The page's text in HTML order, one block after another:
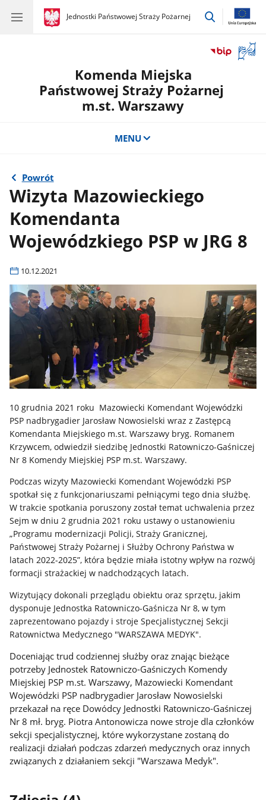
gov.pl
Jednostki Państwowej Straży Pożarnej
gov.pl
Jednostki
przejdź
okno
Komenda Miejska
Państwowej Straży Pożarnej
m.st. Warszawy
MENU
Powrót
Wizyta Mazowieckiego
Komendanta
Wojewódzkiego PSP w JRG 8
10.12.2021
10 grudnia 2021 roku Mazowiecki Komendant Wojewódzki
PSP nadbrygadier Jarosław Nowosielski wraz z Zastępcą
Komendanta Miejskiego m.st. Warszawy bryg. Romanem
Krzywcem, odwiedził siedzibę Jednostki Ratowniczo-Gaśniczej
Nr 8 Komendy Miejskiej PSP m.st. Warszawy.
Podczas wizyty Mazowiecki Komendant Wojewódzki PSP
spotkał się z funkcjonariuszami pełniącymi tego dnia służbę.
W trakcie spotkania poruszony został temat uchwalenia przez
Sejm w dniu 2 grudnia 2021 roku ustawy o ustanowieniu
„Programu modernizacji Policji, Straży Granicznej,
Państwowej Straży Pożarnej i Służby Ochrony Państwa w
latach 2022-2025”, która będzie miała istotny wpływ na rozwój
formacji strażackiej w nadchodzących latach.
Wizytujący dokonali przeglądu obiektu oraz sprzętu, jakim
dysponuje Jednostka Ratowniczo-Gaśnicza Nr 8, w tym
zaprezentowano pojazdy i stroje Specjalistycznej Sekcji
Ratownictwa Medycznego "WARSZAWA MEDYK".
Doceniając trud codziennej służby oraz znając bieżące
potrzeby Jednostek Ratowniczo-Gaśniczych Komendy
Miejskiej PSP m.st. Warszawy, Mazowiecki Komendant
Wojewódzki PSP nadbrygadier Jarosław Nowosielski
przekazał na ręce Dowódcy Jednostki Ratowniczo-Gaśniczej
Nr 8 mł. bryg. Piotra Antonowicza nowe stroje dla członków
sekcji specjalistycznej, które wykorzystane zostaną do
realizacji działań podczas zdarzeń medycznych oraz innych
związanych z działaniem sekcji "Warszawa Medyk".